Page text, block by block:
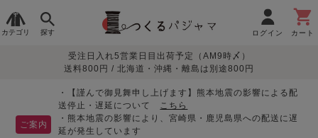
カテゴリ 探す ログイン カート
レディースパジャマ
生地で
さがす
目的別で
さがす
デザインで
さがす
受注日入れ5営業日目出荷予定（AM9時〆）
送料800円 / 北海道・沖縄・離島は別途800円
ご案内
・【謹んで御見舞申し上げます】熊本地震の影響による配
送停止・遅延について こちら
・熊本地震の影響により、宮崎県・鹿児島県への配送に遅
延が発生しています